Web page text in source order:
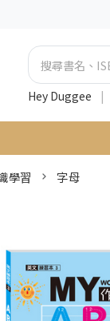
Hey Duggee |
學習 字母